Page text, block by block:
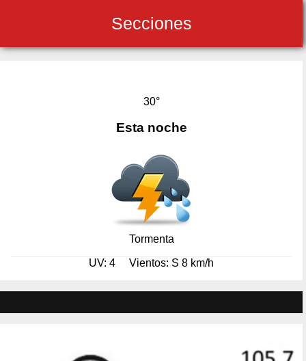
Secciones
30°
Esta noche
Tormenta
UV: 4 Vientos: S 8 km/h